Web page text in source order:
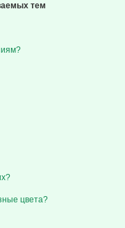
тем
цвета?